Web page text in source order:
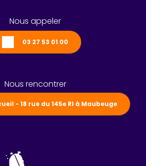
Nous appeler
03 27 53 01 00
Nous rencontrer
- 18 rue du 145e RI à Maubeuge